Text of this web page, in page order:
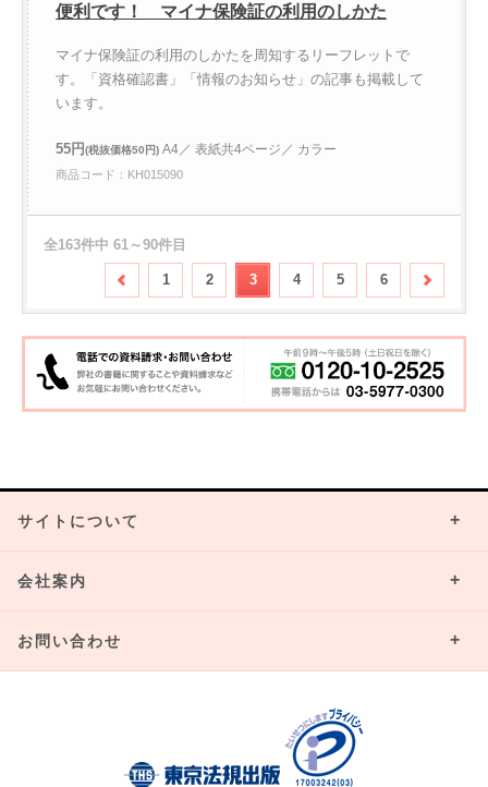
便利です！ マイナ保険証の利用のしかた
マイナ保険証の利用のしかたを周知するリーフレットで
す。「資格確認書」「情報のお知らせ」の記事も掲載して
います。
55円(税抜価格50円) A4／ 表紙共4ページ／ カラー
商品コード：KH015090
全163件中 61～90件目
1 2 3 4 5 6
サイトについて
会社案内
お問い合わせ